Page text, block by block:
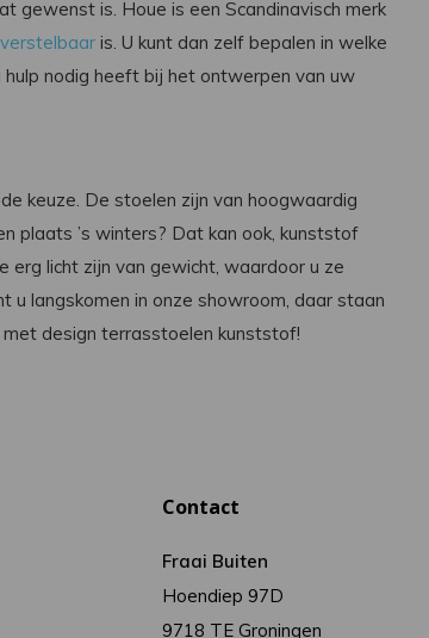
gewenst is. Houe is een Scandinavisch merk
verstelbaaris. U kunt dan zelf bepalen in welke
nodig heeft bij het ontwerpen van uw
keuze. De stoelen zijn van hoogwaardig
plaats ’s winters? Dat kan ook, kunststof
licht zijn van gewicht, waardoor u ze
u langskomen in onze showroom, daar staan
design terrasstoelen kunststof!
Contact
Fraai Buiten
Hoendiep 97D
9718 TE Groningen